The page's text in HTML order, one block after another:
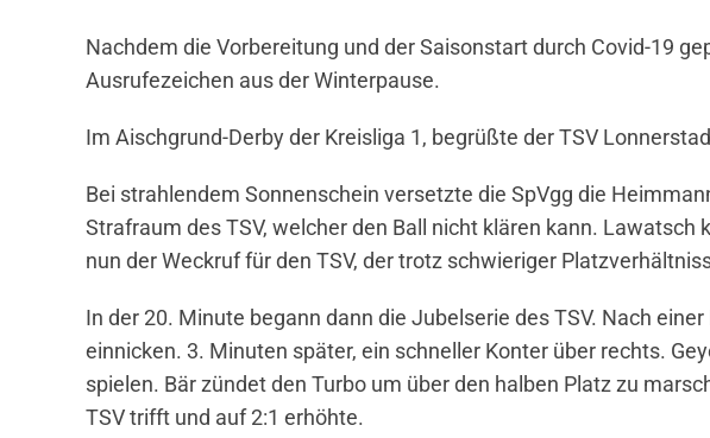
Nachdem die Vorbereitung und der Saisonstart durch Covid-19
Ausrufezeichen aus der Winterpause.
Im Aischgrund-Derby der Kreisliga 1, begrüßte der TSV
Bei strahlendem Sonnenschein versetzte die SpVgg die
Strafraum des TSV, welcher den Ball nicht klären kann.
nun der Weckruf für den TSV, der trotz schwieriger
In der 20. Minute begann dann die Jubelserie des TSV. Nach
einnicken. 3. Minuten später, ein schneller Konter über rechts.
spielen. Bär zündet den Turbo um über den halben Platz zu
TSV trifft und auf 2:1 erhöhte.